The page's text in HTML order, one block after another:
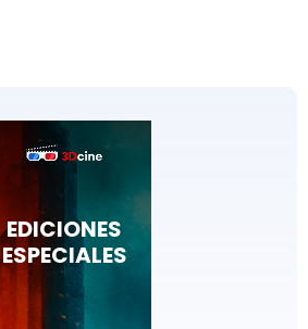
EDICIONES
ESPECIALES